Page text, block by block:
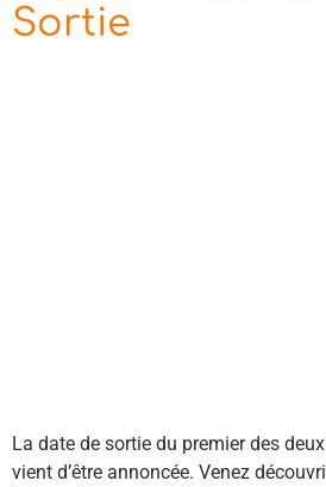
Sortie
La date de sortie du premier des
vient d’être annoncée. Venez